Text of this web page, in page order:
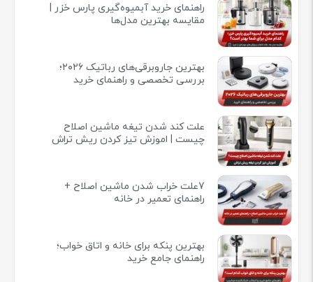
راهنمای خرید آبمیوه‌گیری پارس خزر |
مقایسه بهترین مدل‌ها
بهترین جاروبرقی‌های رباتیک ۲۰۲۶؛
بررسی تخصصی و راهنمای خرید
علت کند شدن تیغه ماشین اصلاح
چیست | اموزش تیز کردن ریش تراش
7علت خراب شدن ماشین اصلاح +
راهنمای تعمیر در خانه
بهترین پنکه برای خانه و اتاق خواب؛
راهنمای جامع خرید